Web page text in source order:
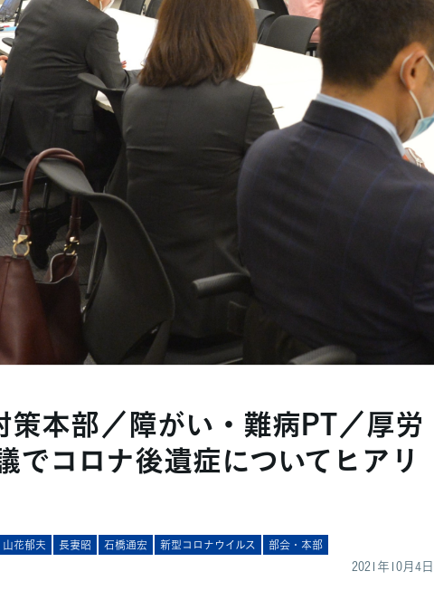
策本部／障がい・難病PT／厚労
でコロナ後遺症についてヒアリ
山花郁夫 長妻昭 石橋通宏 新型コロナウイルス 部会・本部
2021年10月4日